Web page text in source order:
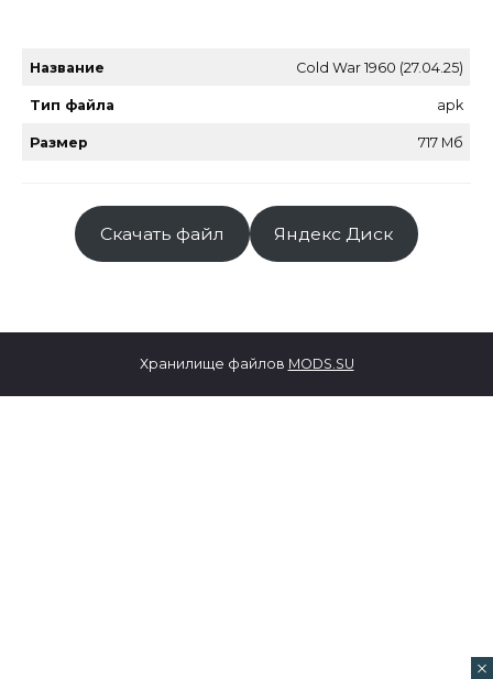
Название Cold War 1960 (27.04.25)
Тип файла apk
Размер 717 Мб
Скачать файл Яндекс Диск
Хранилище файлов MODS.SU